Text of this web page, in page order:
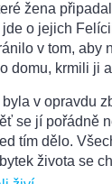
žena
o jejich
v tom,
domu, krmili ji
v opravdu
se jí pořádně
tím dělo.
života se